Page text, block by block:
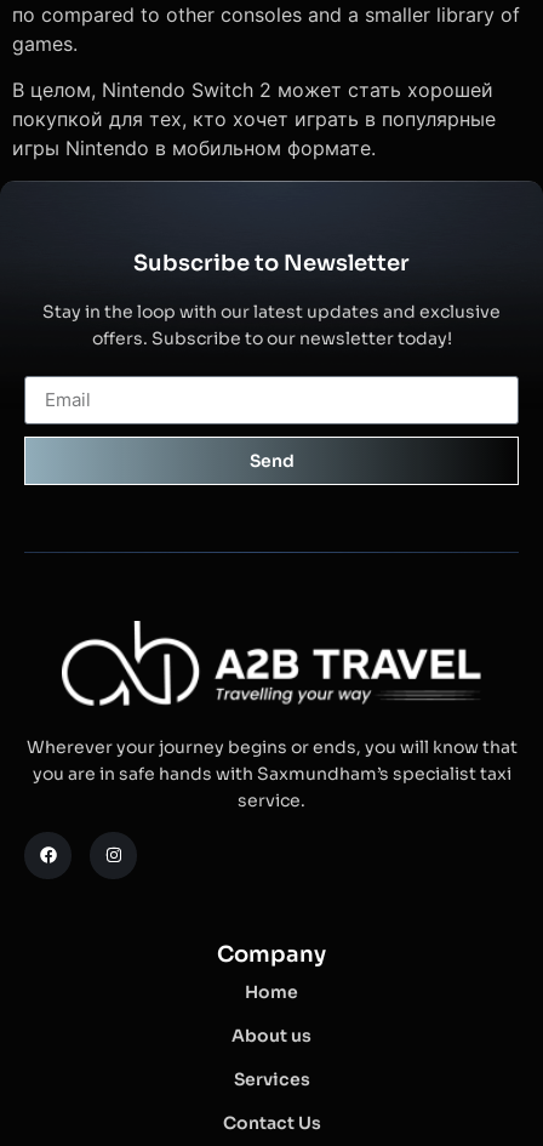
по compared to other consoles and a smaller library of
games.
В целом, Nintendo Switch 2 может стать хорошей
покупкой для тех, кто хочет играть в популярные
игры Nintendo в мобильном формате.
Subscribe to Newsletter
Stay in the loop with our latest updates and exclusive
offers. Subscribe to our newsletter today!
Send
Wherever your journey begins or ends, you will know that
you are in safe hands with Saxmundham’s specialist taxi
service.
Company
Home
About us
Services
Contact Us